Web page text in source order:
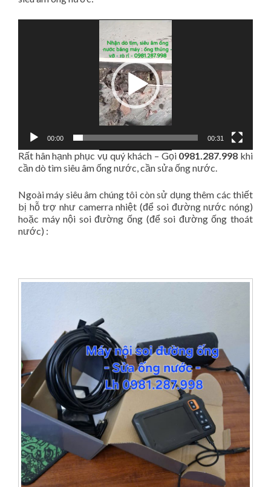
00:00 00:31
Rất hân hạnh phục vụ quý khách – Gọi 0981.287.998 khi
cần dò tìm siêu âm ống nước, cần sửa ống nước.
Ngoài máy siêu âm chúng tôi còn sử dụng thêm các thiết
bị hỗ trợ như camerra nhiệt (để soi đường nước nóng)
hoặc máy nội soi đường ống (để soi đường ống thoát
nước) :